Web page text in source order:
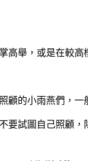
舉，或是在較
顧的小雨燕們，
試圖自己照顧